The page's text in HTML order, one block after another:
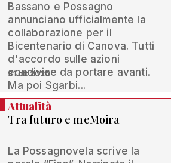
Bassano e Possagno
annunciano ufficialmente la
collaborazione per il
Bicentenario di Canova. Tutti
d'accordo sulle azioni
condivise da portare avanti.
Ma poi Sgarbi...
31 ott 2020
Attualità
Tra futuro e meMoira
La Possagnovela scrive la